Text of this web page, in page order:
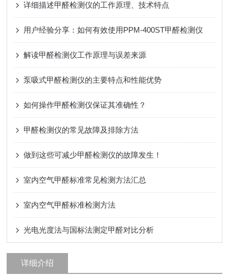
详细描述甲醛检测仪的工作原理、技术特点
用户经验分享：如何有效使用PPM-400ST甲醛检测仪
解读甲醛检测仪工作原理与误差来源
泵吸式甲醛检测仪的主要特点和性能优势
如何操作甲醛检测仪保证其准确性？
甲醛检测仪的常见故障及排除方法
做到这些可减少甲醛检测仪的故障发生！
室内空气甲醛标准常见检测方法汇总
室内空气甲醛标准检测方法
光电光度法与国标法测定甲醛对比分析
详细介绍